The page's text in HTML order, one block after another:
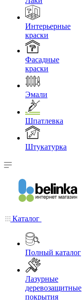
Интерьерные
краски
Фасадные
краски
Эмали
Шпатлевка
Штукатурка
Каталог
Полный каталог
Лазурные
деревозащитные
покрытия